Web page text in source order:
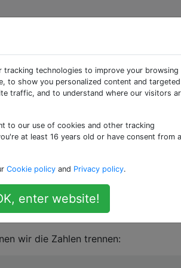
von Exponentiationen gleich 4
können wir es verlängern. Wir
Die Sequenz würde so
wir die Zahlen trennen:
tracking technologies to improve your browsing
to show you personalized content and targeted
traffic, and to understand where our visitors
to our use of cookies and other tracking
at least 16 years old or have consent from a
Cookie policy and Privacy policy.
enter website!